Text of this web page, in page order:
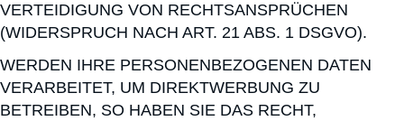
VERTEIDIGUNG VON RECHTSANSPRÜCHEN
(WIDERSPRUCH NACH ART. 21 ABS. 1 DSGVO).
WERDEN IHRE PERSONENBEZOGENEN DATEN
VERARBEITET, UM DIREKTWERBUNG ZU
BETREIBEN, SO HABEN SIE DAS RECHT,